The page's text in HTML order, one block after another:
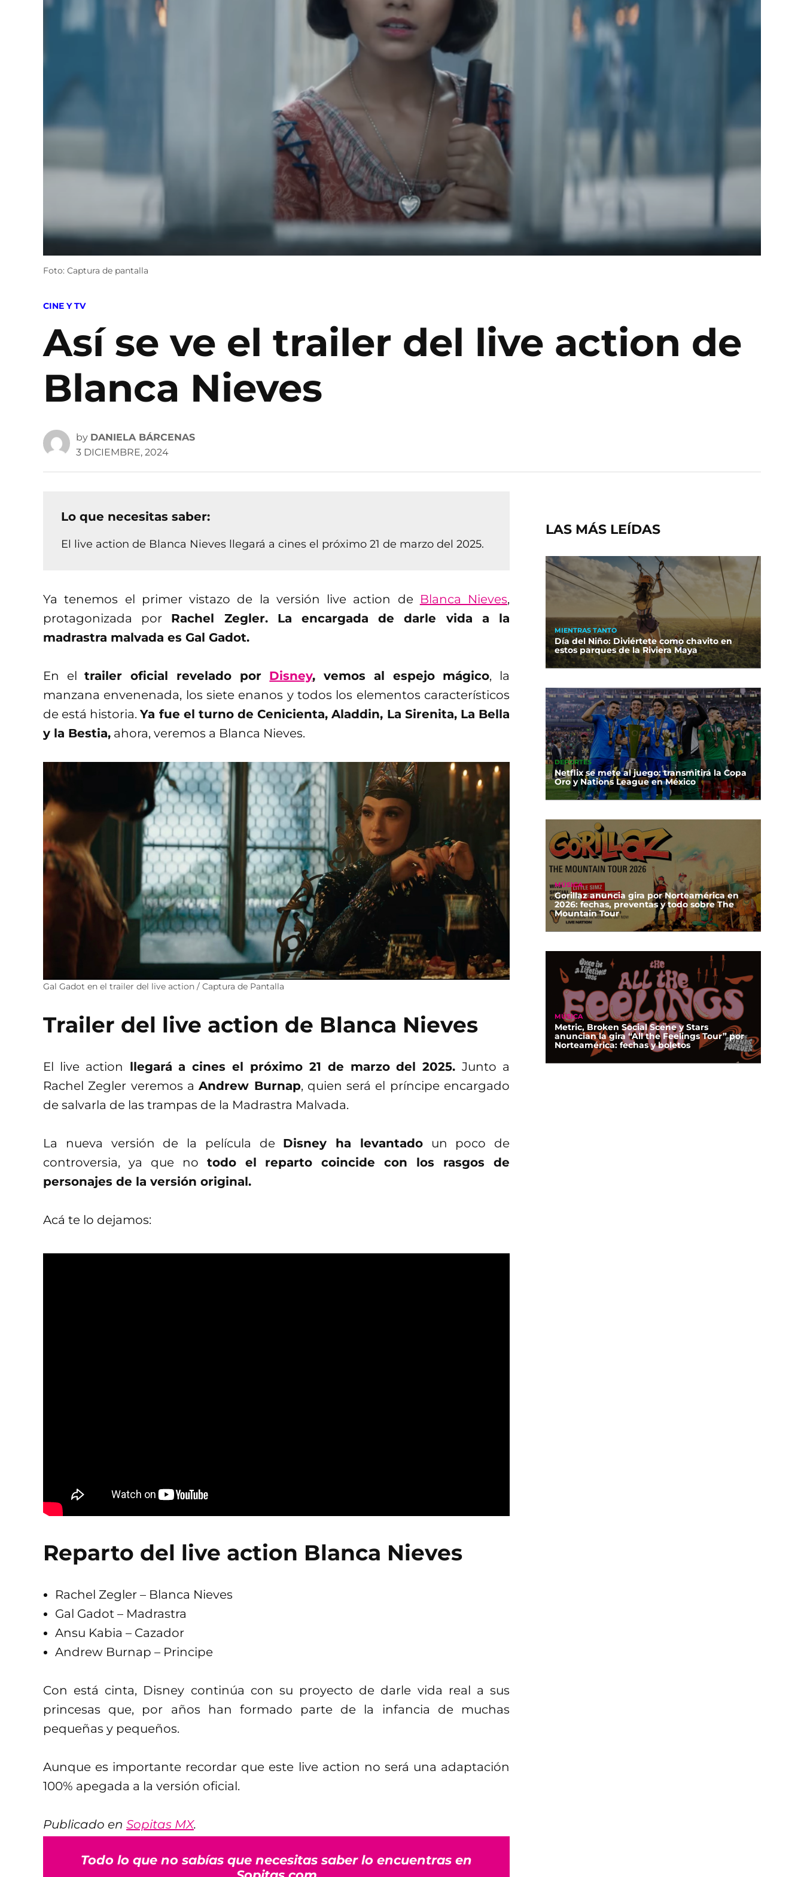
Foto: Captura de pantalla
POSTED
CINE Y TV
Así se ve el trailer del live action de
Blanca Nieves
by DANIELA BÁRCENAS
3 DICIEMBRE, 2024
Lo que necesitas saber:
El live action de Blanca Nieves llegará a cines el próximo 21 de marzo del 2025.
Ya tenemos el primer vistazo de la versión live action de Blanca Nieves,
protagonizada por Rachel Zegler. La encargada de darle vida a la
madrastra malvada es Gal Gadot.
En eltrailer oficial revelado por Disney, vemos al espejo mágico, la
manzana envenenada, los siete enanos y todos los elementos característicos
de está historia.Ya fue el turno de Cenicienta, Aladdin, La Sirenita, La Bella
y la Bestia, ahora, veremos a Blanca Nieves.
Gal Gadot en el trailer del live action / Captura de Pantalla
Trailer del live action de Blanca Nieves
El live action llegará a cines el próximo 21 de marzo del 2025.Junto a
Rachel Zegler veremos aAndrew Burnap, quien será el príncipe encargado
de salvarla de las trampas de la Madrastra Malvada.
La nueva versión de la película de Disney ha levantadoun poco de
controversia, ya que no todo el reparto coincide con los rasgos de
personajes de la versión original.
Acá te lo dejamos:
Reparto del live action Blanca Nieves
Rachel Zegler – Blanca Nieves
Gal Gadot – Madrastra
Ansu Kabia – Cazador
Andrew Burnap – Principe
Con está cinta, Disney continúa con su proyecto de darle vida real a sus
princesas que, por años han formado parte de la infancia de muchas
pequeñas y pequeños.
Aunque es importante recordar que este live action no será una adaptación
100% apegada a la versión oficial.
Publicado en Sopitas MX.
Todo lo que no sabías que necesitas saber lo encuentras en
LAS MÁS LEÍDAS
MIENTRAS TANTO
Día del Niño: Diviértete como chavito en
estos parques de la Riviera Maya
DEPORTES
Netflix se mete al juego: transmitirá la Copa
Oro y Nations League en México
MÚSICA
Gorillaz anuncia gira por Norteamérica en
2026: fechas, preventas y todo sobre The
Mountain Tour
MÚSICA
Metric, Broken Social Scene y Stars
anuncian la gira “All the Feelings Tour” por
Norteamérica: fechas y boletos